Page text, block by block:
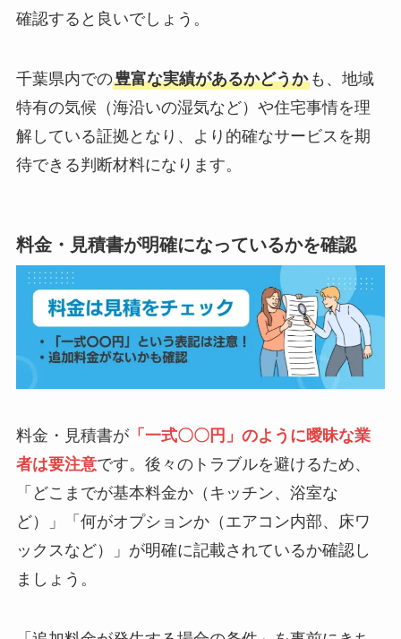
確認すると良いでしょう。
千葉県内での豊富な実績があるかどうかも、地域
特有の気候（海沿いの湿気など）や住宅事情を理
解している証拠となり、より的確なサービスを期
待できる判断材料になります。
料金・見積書が明確になっているかを確認
料金・見積書が「一式〇〇円」のように曖昧な業
者は要注意です。後々のトラブルを避けるため、
「どこまでが基本料金か（キッチン、浴室な
ど）」「何がオプションか（エアコン内部、床ワ
ックスなど）」が明確に記載されているか確認し
ましょう。